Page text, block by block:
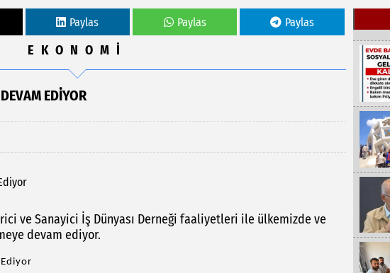
Paylas Paylas Paylas
EKONOMİ
EDIYOR
ve Sanayici İş Dünyası Derneği faaliyetleri ile ülkemizde ve
devam ediyor.